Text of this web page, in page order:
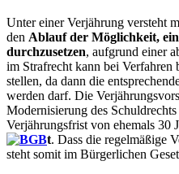
Unter einer Verjährung versteht
den Ablauf der Möglichkeit,
durchzusetzen, aufgrund einer
im Strafrecht kann bei Verfahren
stellen, da dann die
werden darf. Die
Modernisierung des
Verjährungsfrist von ehemals 30
t. Dass die regelmäßige
steht somit im Bürgerlichen